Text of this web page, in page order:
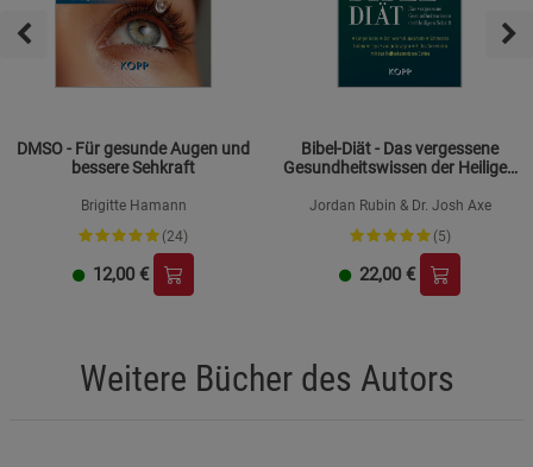
DMSO - Für gesunde Augen und
bessere Sehkraft
Brigitte Hamann
(24)
12,00 €
Bibel-Diät - Das vergessene
Gesundheitswissen der Heiligen
Jordan Rubin & Dr. Josh Axe
(5)
22,00 €
Weitere Bücher des Autors